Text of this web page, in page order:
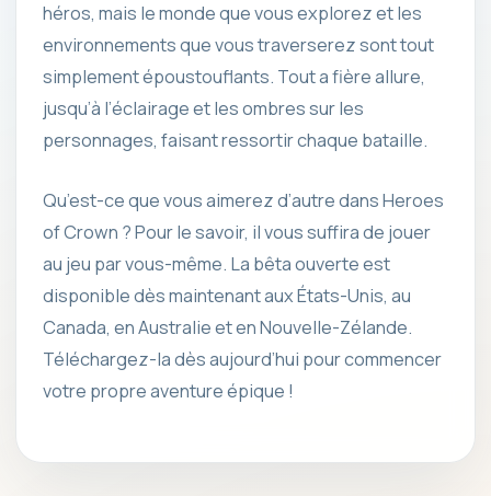
héros, mais le monde que vous explorez et les
environnements que vous traverserez sont tout
simplement époustouflants. Tout a fière allure,
jusqu’à l’éclairage et les ombres sur les
personnages, faisant ressortir chaque bataille.
Qu’est-ce que vous aimerez d’autre dans Heroes
of Crown ? Pour le savoir, il vous suffira de jouer
au jeu par vous-même. La bêta ouverte est
disponible dès maintenant aux États-Unis, au
Canada, en Australie et en Nouvelle-Zélande.
Téléchargez-la dès aujourd’hui pour commencer
votre propre aventure épique !